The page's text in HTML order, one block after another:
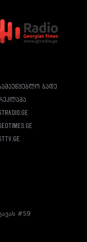
ბადე
#59